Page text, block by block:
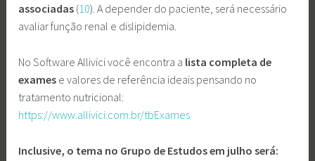
associadas (10). A depender do paciente, será necessário
avaliar função renal e dislipidemia.
No Software Allivici você encontra a lista completa de
exames e valores de referência ideais pensando no
tratamento nutricional:
https://www.allivici.com.br/tbExames
Inclusive, o tema no Grupo de Estudos em julho será: